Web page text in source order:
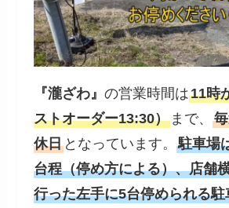
『瀧ざわ』 の営業時間は11時
ストオーダー13:30）まで、
休日となっています。 駐車場
台程（停め方による）、店舗
行った左手に5台停められる